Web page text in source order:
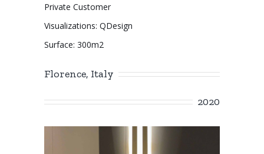
Private Customer
Visualizations: QDesign
Surface: 300m2
Florence, Italy
2020